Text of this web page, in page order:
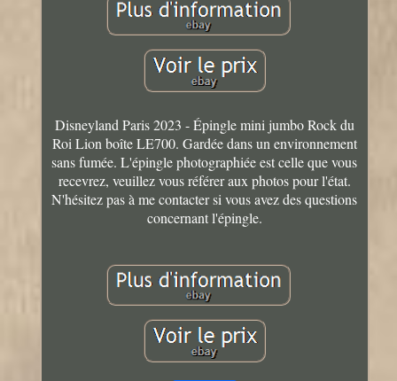
Disneyland Paris 2023 - Épingle mini jumbo Rock du
Roi Lion boîte LE700. Gardée dans un environnement
sans fumée. L'épingle photographiée est celle que vous
recevrez, veuillez vous référer aux photos pour l'état.
N'hésitez pas à me contacter si vous avez des questions
concernant l'épingle.